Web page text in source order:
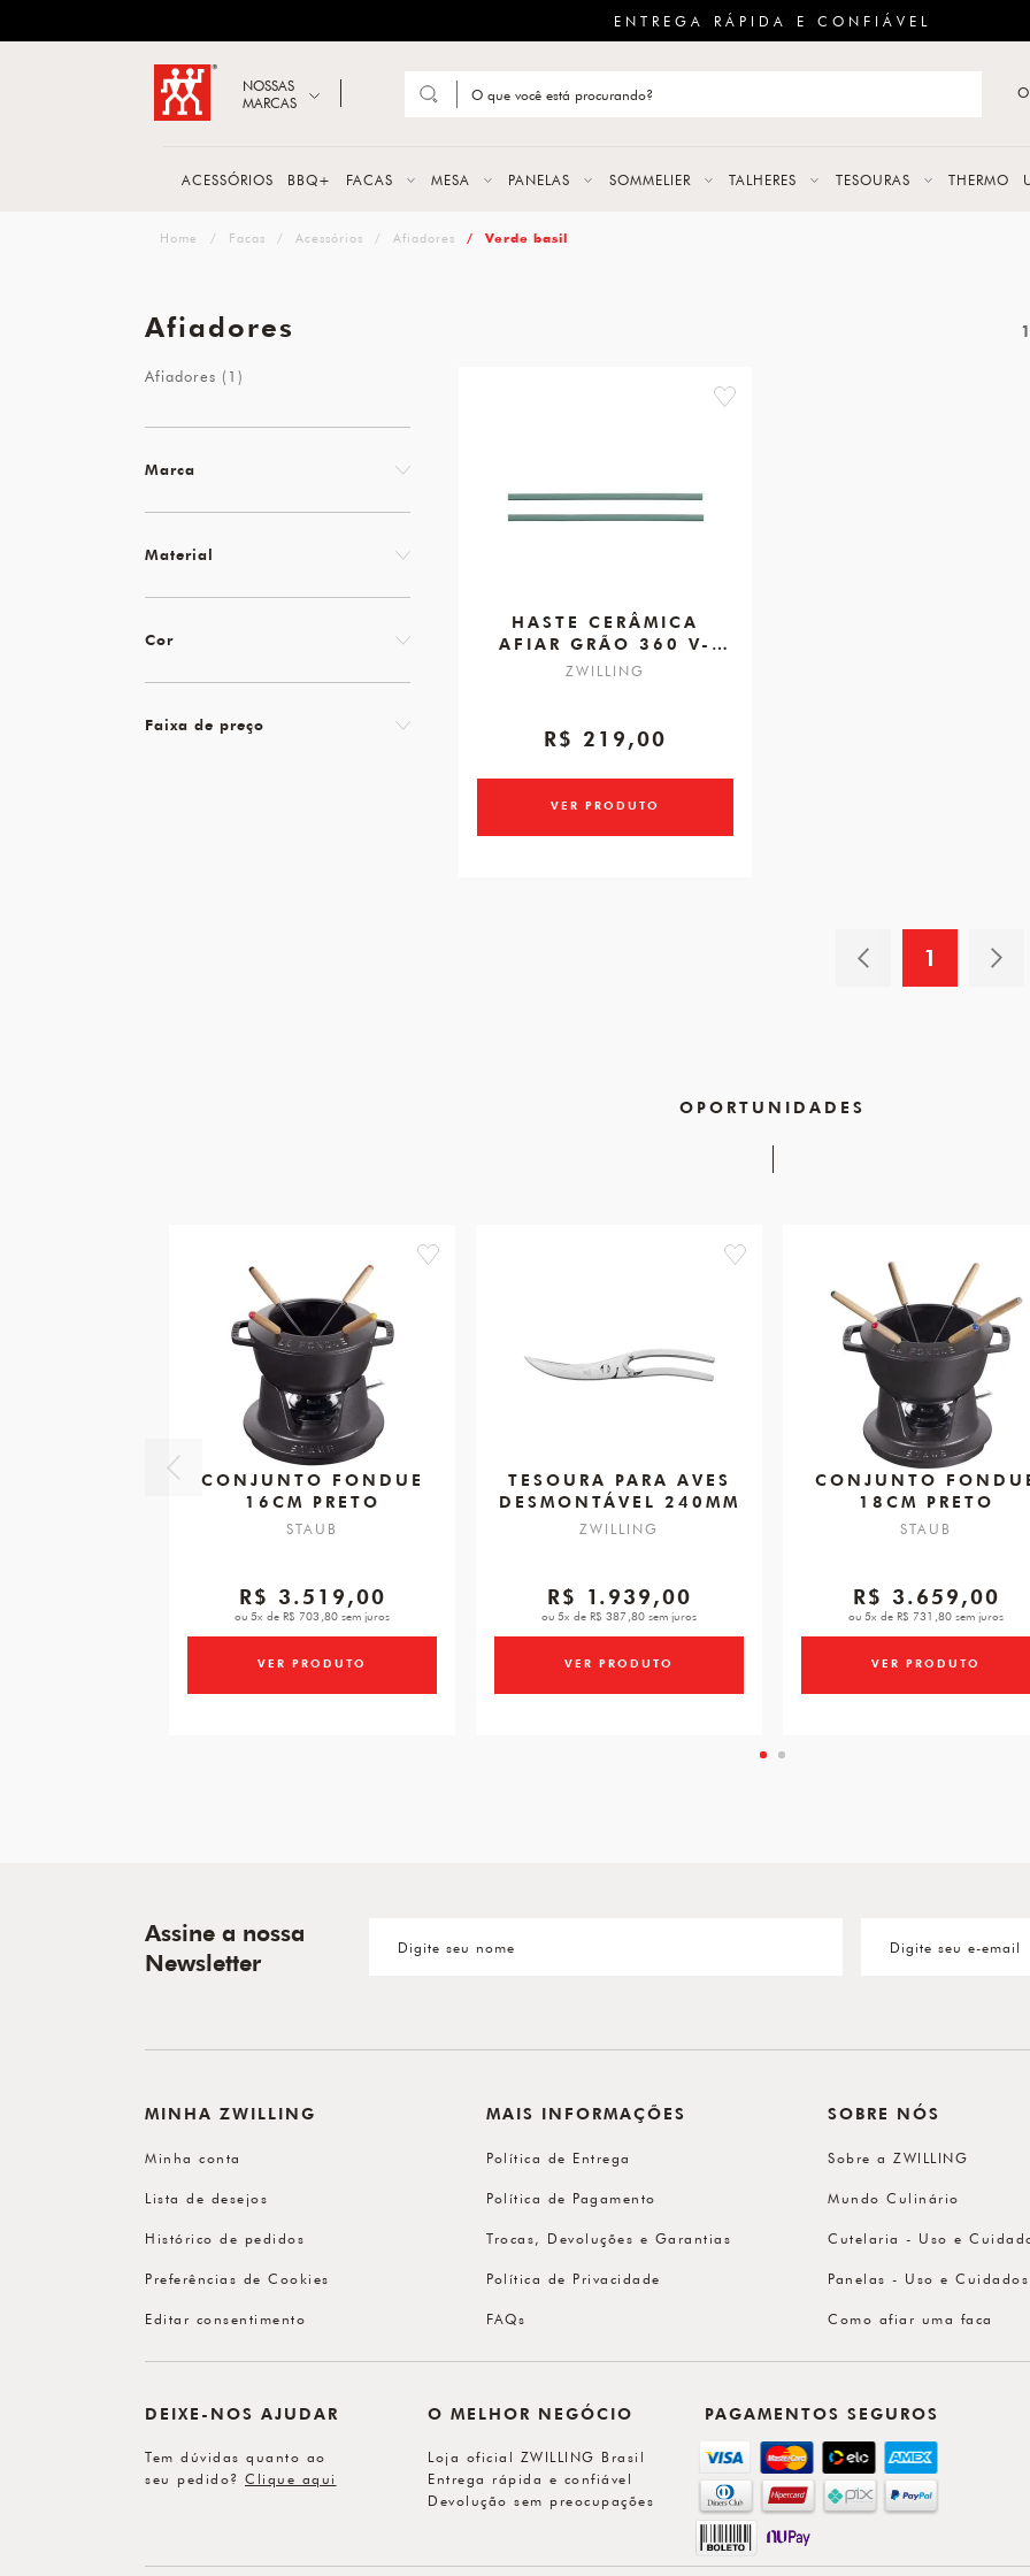
ENTREGA RÁPIDA E CONFIÁVEL
ZWILLING
NOSSAS
MARCAS
FACAS
ACESSÓRIOS BBQ+ FACAS MESA PANELAS SOMMELIER TALHERES TESOURAS THERMO
Facas Acessórios Afiadores Verde basil
Afiadores
Marca
Material
Cor
Faixa de preço
Afiadores (1)
1
favorite
HASTE CERÂMICA
AFIAR GRÃO 360 V-
EDGE
ZWILLING
R$ 219,00
VER PRODUTO
1
OPORTUNIDADES
favorite
CONJUNTO FONDUE
16CM PRETO
STAUB
R$ 3.519,00
ou 5x de R$ 703,80 sem juros
VER PRODUTO
favorite
TESOURA PARA AVES
DESMONTÁVEL 240MM
ZWILLING
R$ 1.939,00
ou 5x de R$ 387,80 sem juros
VER PRODUTO
CONJUNTO
18CM PRETO
STAUB
R$ 3.659,00
ou 5x de R$ 731,80 sem juros
VER PRODUTO
Assine a nossa
Newsletter
MINHA ZWILLING
Minha conta
Lista de desejos
Histórico de pedidos
Preferências de Cookies
Editar consentimento
MAIS INFORMAÇÕES
Política de Entrega
Política de Pagamento
Trocas, Devoluções e Garantias
Política de Privacidade
FAQs
SOBRE NÓS
Sobre a ZWILLING
Mundo Culinário
Cutelaria - Uso e
Panelas - Uso e Cuidados
Como afiar uma faca
DEIXE-NOS AJUDAR
Tem dúvidas quanto ao
seu pedido? Clique aqui
O MELHOR NEGÓCIO
Loja oficial ZWILLING Brasil
Entrega rápida e confiável
Devolução sem preocupações
PAGAMENTOS SEGUROS